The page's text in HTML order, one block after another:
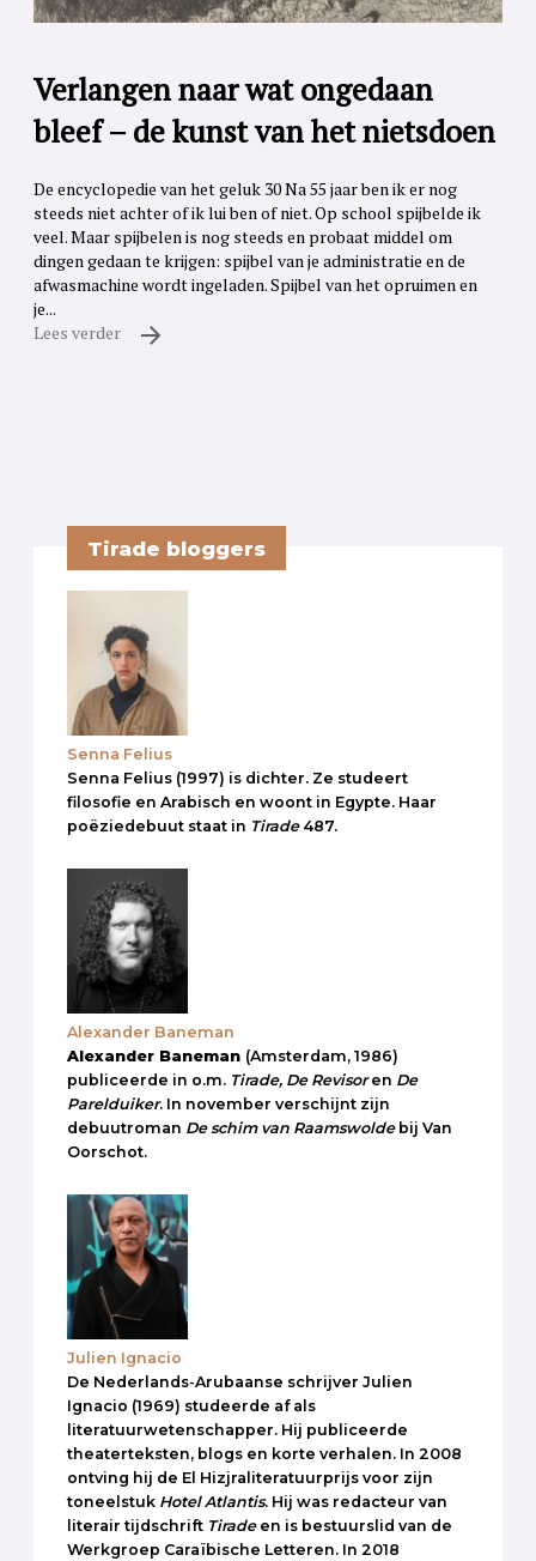
Verlangen naar wat ongedaan
bleef – de kunst van het nietsdoen
De encyclopedie van het geluk 30 Na 55 jaar ben ik er nog
steeds niet achter of ik lui ben of niet. Op school spijbelde ik
veel. Maar spijbelen is nog steeds en probaat middel om
dingen gedaan te krijgen: spijbel van je administratie en de
afwasmachine wordt ingeladen. Spijbel van het opruimen en
je...
Lees verder
Tirade bloggers
Senna Felius
Senna Felius (1997) is dichter. Ze studeert
filosofie en Arabisch en woont in Egypte. Haar
poëziedebuut staat in Tirade 487.
Alexander Baneman
Alexander Baneman (Amsterdam, 1986)
publiceerde in o.m. Tirade, De Revisoren De
Parelduiker. In november verschijnt zijn
debuutroman De schim van Raamswolde bij Van
Oorschot.
Julien Ignacio
De Nederlands-Arubaanse schrijver Julien
Ignacio (1969) studeerde af als
literatuurwetenschapper. Hij publiceerde
theaterteksten, blogs en korte verhalen. In 2008
ontving hij de El Hizjraliteratuurprijs voor zijn
toneelstuk Hotel Atlantis. Hij was redacteur van
literair tijdschrift Tiradeen is bestuurslid van de
Werkgroep Caraïbische Letteren. In 2018